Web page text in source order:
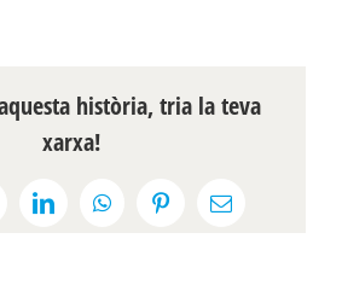
història, tria la teva
xarxa!
LinkedInWhatsAppPinterestEmail: